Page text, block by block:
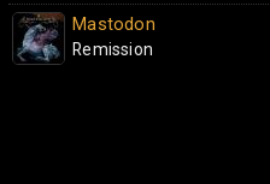
Mastodon
Remission